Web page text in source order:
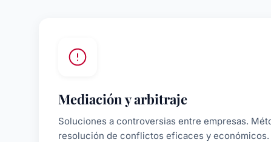
Mediación y arbitraje
Soluciones a controversias entre empresas.
resolución de conflictos eficaces y económicos.